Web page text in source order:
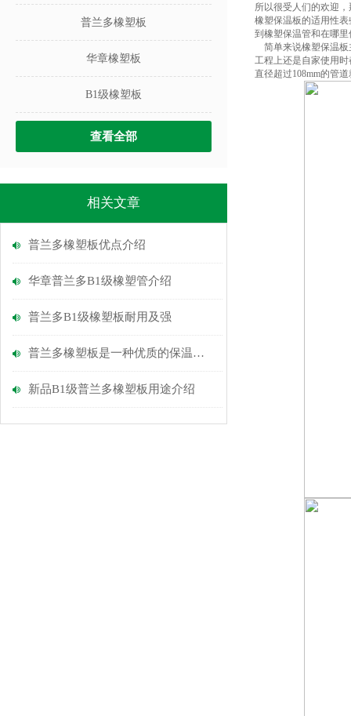
普兰多橡塑板
华章橡塑板
B1级橡塑板
查看全部
相关文章
普兰多橡塑板优点介绍
华章普兰多B1级橡塑管介绍
普兰多B1级橡塑板耐用及强
普兰多橡塑板是一种优质的保温隔热材料
新品B1级普兰多橡塑板用途介绍
所以很受人们的欢迎
橡塑保温板的适用性表
到橡塑保温管和在哪
简单来说橡塑保温板
工程上还是自家使用
直径超过108mm的管